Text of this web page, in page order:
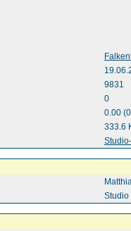
9831
0
0.00
333.6
Studio